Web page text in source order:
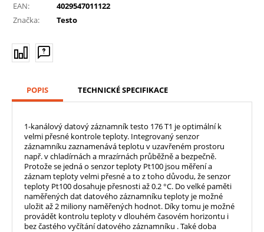
EAN:
4029547011122
Značka:
Testo
POPIS TECHNICKÉ SPECIFIKACE
1-kanálový datový záznamník testo 176 T1 je optimální k
velmi přesné kontrole teploty. Integrovaný senzor
záznamníku zaznamenává teplotu v uzavřeném prostoru
např. v chladírnách a mrazírnách průběžně a bezpečně.
Protože se jedná o senzor teploty Pt100 jsou měření a
záznam teploty velmi přesné a to z toho důvodu, že senzor
teploty Pt100 dosahuje přesnosti až 0.2 °C. Do velké paměti
naměřených dat datového záznamníku teploty je možné
uložit až 2 miliony naměřených hodnot. Díky tomu je možné
provádět kontrolu teploty v dlouhém časovém horizontu i
bez častého vyčítání datového záznamníku . Také doba